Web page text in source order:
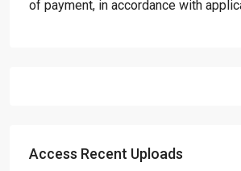
of payment, in accordance with
Access Recent Uploads